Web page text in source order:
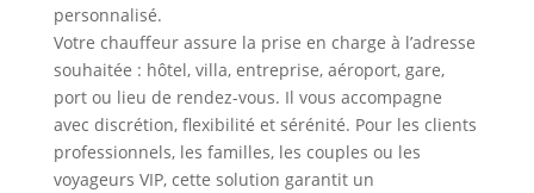
personnalisé.
Votre chauffeur assure la prise en charge à l’adresse
souhaitée : hôtel, villa, entreprise, aéroport, gare,
port ou lieu de rendez-vous. Il vous accompagne
avec discrétion, flexibilité et sérénité. Pour les clients
professionnels, les familles, les couples ou les
voyageurs VIP, cette solution garantit un